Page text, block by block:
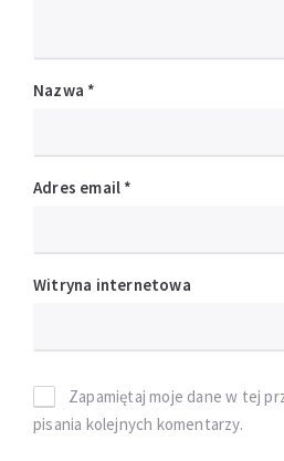
Nazwa *
Adres email *
Witryna internetowa
Zapamiętaj moje dane w tej
pisania kolejnych komentarzy.